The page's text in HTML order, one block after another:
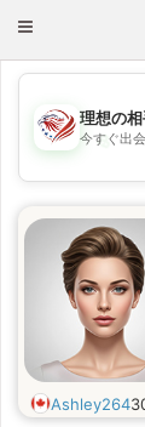
Toggle
💖
理想の
今すぐ出
Ashley264